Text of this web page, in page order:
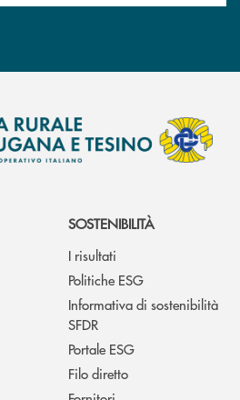
SOSTENIBILITÀ
I risultati
Politiche ESG
Informativa di sostenibilità
SFDR
Portale ESG
Filo diretto